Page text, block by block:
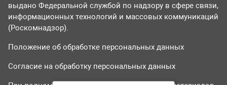
выдано Федеральной службой по надзору в сфере связи,
информационных технологий и массовых коммуникаций
(Роскомнадзор).
Положение об обработке персональных данных
Согласие на обработку персональных данных